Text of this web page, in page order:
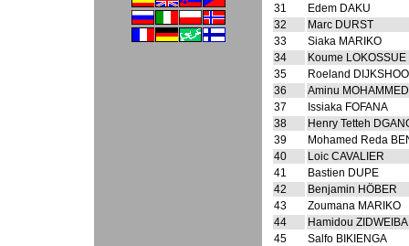
31
Edem DAKU
32
Marc DURST
33
Siaka MARIKO
34
Koume LOKOSSUE
35
Roeland
36
Aminu MOHAMMED
37
Issiaka FOFANA
38
Henry Tetteh
39
Mohamed Reda
40
Loic CAVALIER
41
Bastien DUPE
42
Benjamin HÖBER
43
Zoumana MARIKO
44
Hamidou ZIDWEIBA
45
Salfo BIKIENGA